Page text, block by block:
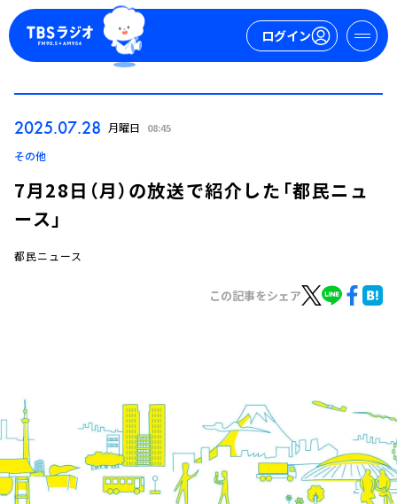
ログイン
イベント・グッズ
YouTube
会社情報
2025.07.28 月曜日 08:45
その他
7月28日（月）の放送で紹介した「都民ニュ
ース」
都民ニュース
この記事をシェア